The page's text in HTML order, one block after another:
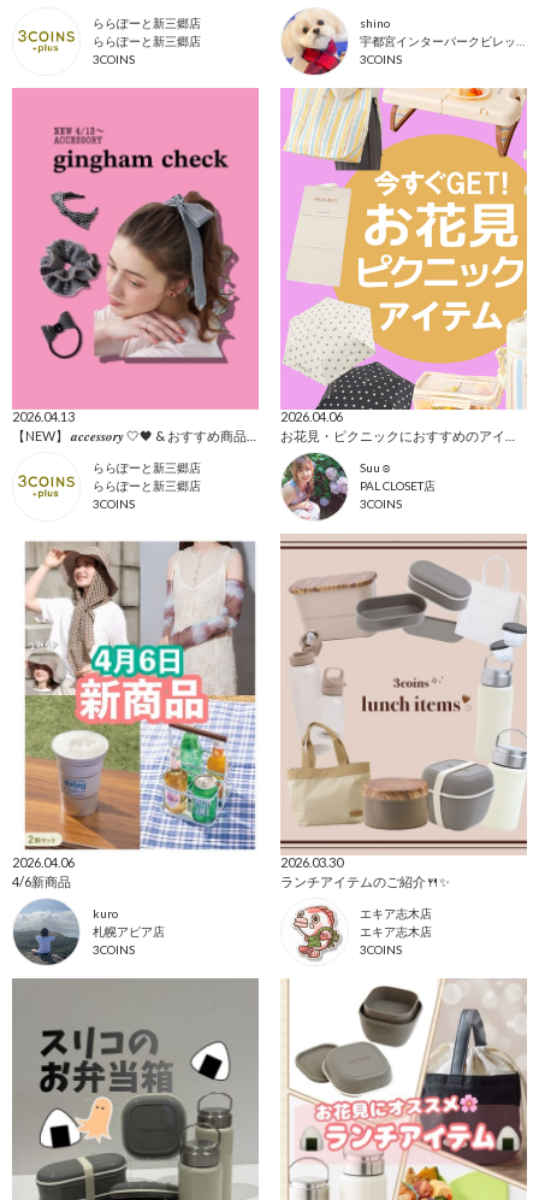
ららぽーと新三郷店
ららぽーと新三郷店
3COINS
shino
3COINS
2026.04.13
ららぽーと新三郷店
ららぽーと新三郷店
3COINS
2026.04.06
Suu☺︎
PAL CLOSET店
3COINS
2026.04.06
4/6新商品
kuro
札幌アピア店
3COINS
2026.03.30
ランチアイテムのご紹介🍴✨
エキア志木店
エキア志木店
3COINS